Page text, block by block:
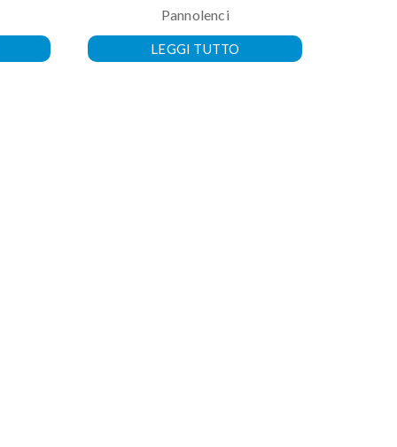
Pannolenci
LEGGI TUTTO